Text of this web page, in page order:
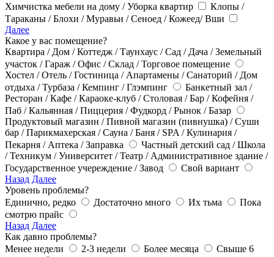
Химчистка мебели на дому / Уборка квартир
Клопы /
Тараканы / Блохи / Муравьи / Сеноед / Кожеед/ Вши
Далее
Какое у вас помещение?
Квартира / Дом / Коттедж / Таунхаус / Сад / Дача / Земельный
участок / Гараж / Офис / Склад / Торговое помещение
Хостел / Отель / Гостиница / Апартамены / Санаторий / Дом
отдыха / Турбаза / Кемпинг / Глэмпинг
Банкетный зал /
Ресторан / Кафе / Караоке-клуб / Столовая / Бар / Кофейня /
Паб / Кальянная / Пиццерия / Фудкорд / Рынок / Базар
Продуктовый магазин / Пивной магазин (пивнушка) / Суши
бар / Парикмахерская / Сауна / Баня / SPA / Кулинария /
Пекарня / Аптека / Заправка
Частный детский сад / Школа
/ Техникум / Университет / Театр / Административное здание /
Государственное учереждение / Завод
Свой вариант
Назад Далее
Уровень проблемы?
Единично, редко
Достаточно много Их тьма
Пока
смотрю прайс
Назад Далее
Как давно проблемы?
Менее недели
2-3 недели Более месяца
Свыше 6